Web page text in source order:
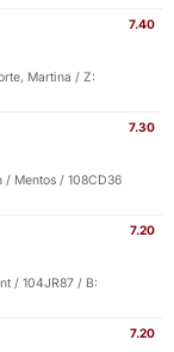
7.40
Martina / Z:
7.30
/ Mentos / 108CD36
7.20
/ 104JR87 / B:
7.20